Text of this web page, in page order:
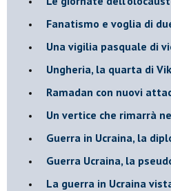
Fanatismo e voglia di
Una vigilia pasquale di
Ungheria, la quarta di
Ramadan con nuovi
Un vertice che rimarrà
Guerra in Ucraina, la
Guerra Ucraina, la
La guerra in Ucraina